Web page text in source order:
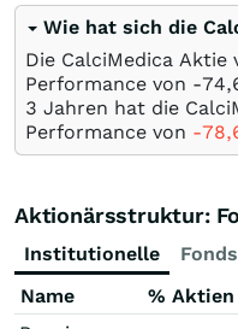
Wie hat sich die
Die CalciMedica
Performance von -
3 Jahren hat die
Performance von -
Aktionärsstruktur:
Institutionelle
Fonds
Name
% Aktien